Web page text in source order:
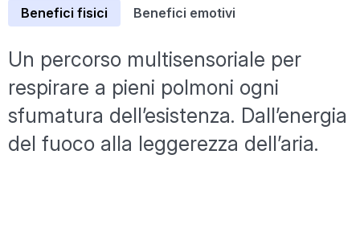
Benefici fisici Benefici emotivi
Un percorso multisensoriale per
respirare a pieni polmoni ogni
sfumatura dell’esistenza. Dall’energia
del fuoco alla leggerezza dell’aria.